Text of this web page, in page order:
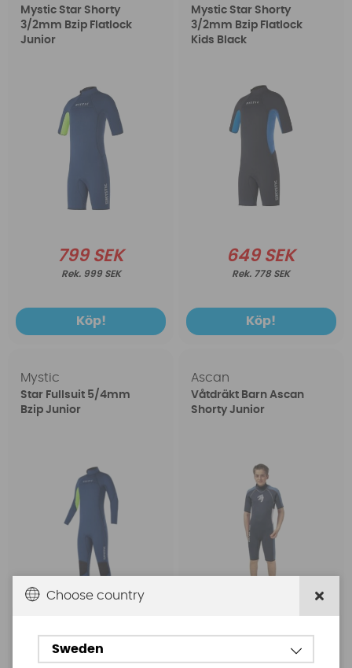
Mystic Star Shorty
3/2mm Bzip Flatlock
Junior
799 SEK
999 SEK
Köp!
Mystic Star Shorty
3/2mm Bzip Flatlock
Kids Black
649 SEK
778 SEK
Köp!
Mystic
Star Fullsuit 5/4mm
Bzip Junior
1499 SEK
Ascan
Våtdräkt Barn Ascan
Shorty Junior
569 SEK
Choose country
Sweden